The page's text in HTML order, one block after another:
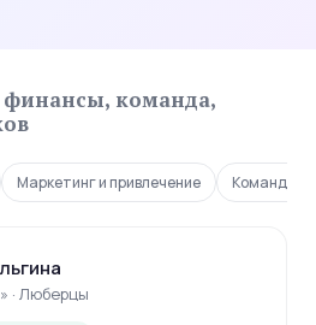
команда,
Маркетинг и привлечение Команда и
· Люберцы